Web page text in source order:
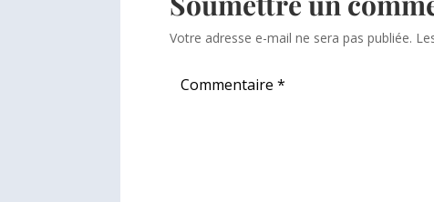
Votre adresse e-mail ne sera pas publiée.